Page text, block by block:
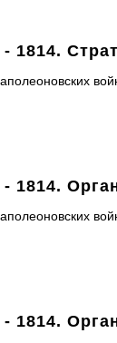
1814.
1814.
1814.